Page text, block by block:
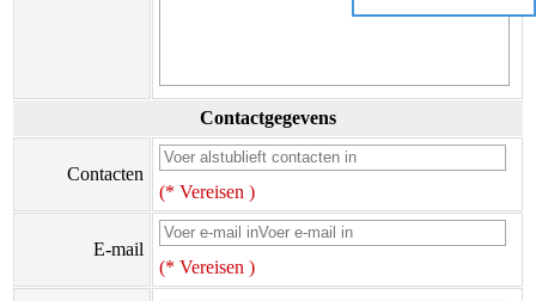
Contactgegevens
Contacten
(* Vereisen )
E-mail
(* Vereisen )